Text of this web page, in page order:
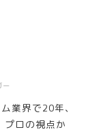
ー
業界で20年、
プロの視点か